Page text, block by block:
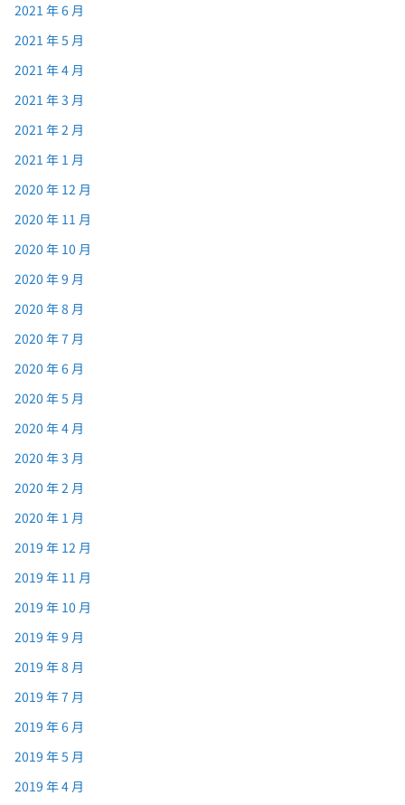
2021 年 6 月
2021 年 5 月
2021 年 4 月
2021 年 3 月
2021 年 2 月
2021 年 1 月
2020 年 12 月
2020 年 11 月
2020 年 10 月
2020 年 9 月
2020 年 8 月
2020 年 7 月
2020 年 6 月
2020 年 5 月
2020 年 4 月
2020 年 3 月
2020 年 2 月
2020 年 1 月
2019 年 12 月
2019 年 11 月
2019 年 10 月
2019 年 9 月
2019 年 8 月
2019 年 7 月
2019 年 6 月
2019 年 5 月
2019 年 4 月